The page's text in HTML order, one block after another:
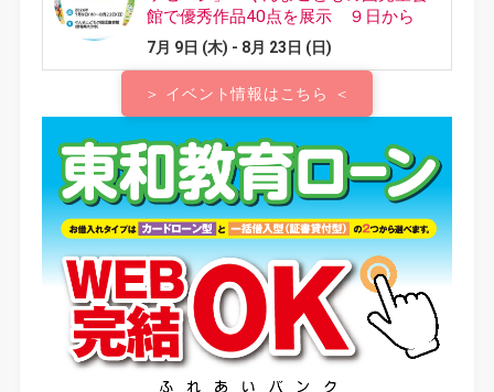
＞ イベント情報はこちら ＜